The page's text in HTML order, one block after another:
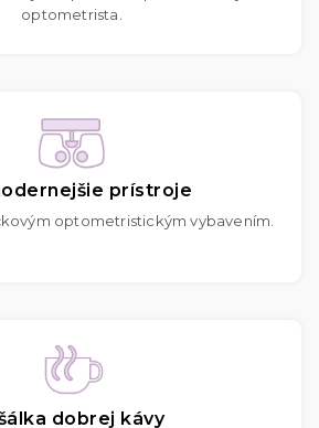
optometrista.
prístroje
optometristickým vybavením.
dobrej kávy